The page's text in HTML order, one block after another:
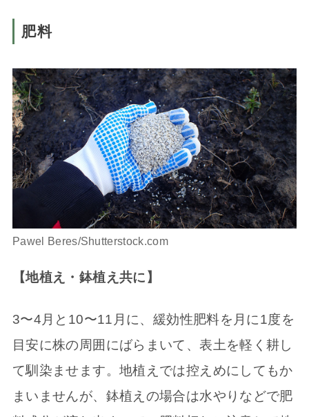
肥料
Pawel Beres/Shutterstock.com
【地植え・鉢植え共に】
3〜4月と10〜11月に、緩効性肥料を月に1度を
目安に株の周囲にばらまいて、表土を軽く耕し
て馴染ませます。地植えでは控えめにしてもか
まいませんが、鉢植えの場合は水やりなどで肥